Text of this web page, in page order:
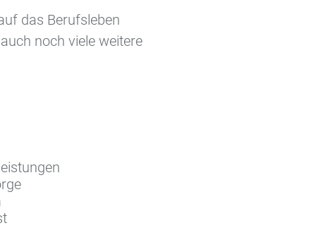
das Berufsleben
noch viele weitere